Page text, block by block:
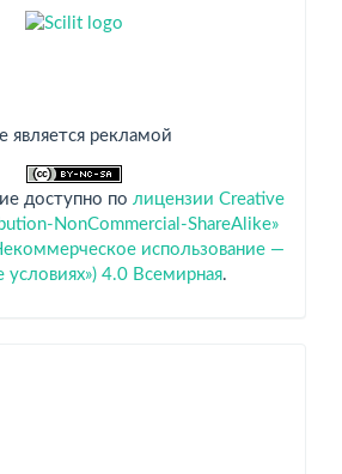
является рекламой
доступно по лицензии Creative
NonCommercial-ShareAlike»
использование —
условиях») 4.0 Всемирная.